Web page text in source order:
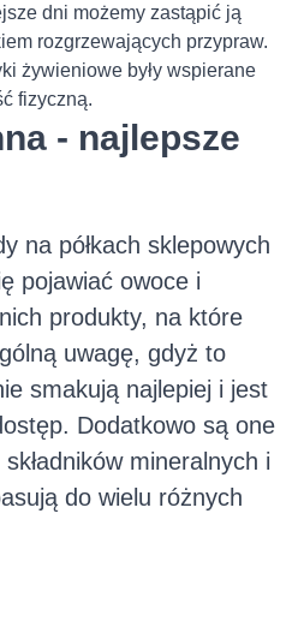
dni możemy zastąpić ją
rozgrzewających przypraw.
żywieniowe były wspierane
fizyczną.
- najlepsze
na półkach sklepowych
pojawiać owoce i
produkty, na które
uwagę, gdyż to
smakują najlepiej i jest
Dodatkowo są one
mineralnych i
do wielu różnych